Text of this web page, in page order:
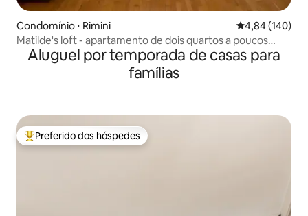
Condomínio ⋅ Rimini 4,84 de uma
4,84 (140)
Matilde's loft - apartamento de dois quartos a poucos
passos do mar
Aluguel por temporada de casas para
famílias
Entre os melhores preferidos dos hóspedes
Preferido dos hóspedes